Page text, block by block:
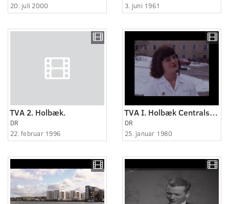
20. juli 2000
3. juni 1961
TVA 2. Holbæk.
DR
22. februar 1996
TVA I. Holbæk Centralsygehus
DR
25. januar 1980